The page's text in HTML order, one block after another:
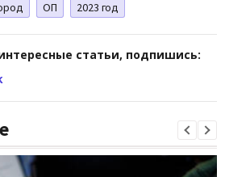
ОП 2023 год
статьи, подпишись: